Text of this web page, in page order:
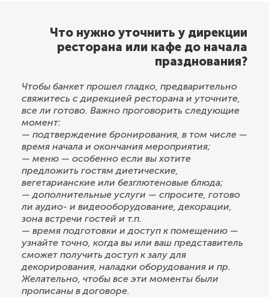
Что нужно уточнить у дирекции
ресторана или кафе до начала
празднования?
Чтобы банкет прошел гладко, предварительно
свяжитесь с дирекцией ресторана и уточните,
все ли готово. Важно проговорить следующие
момент:
— подтверждение бронирования, в том числе —
время начала и окончания мероприятия;
— меню — особенно если вы хотите
предложить гостям диетические,
вегетарианские или безглютеновые блюда;
— дополнительные услуги — спросите, готово
ли аудио- и видеооборудование, декорации,
зона встречи гостей и т.п.
— время подготовки и доступ к помещению —
узнайте точно, когда вы или ваш представитель
сможет получить доступ к залу для
декорирования, наладки оборудования и пр.
Желательно, чтобы все эти моменты были
прописаны в договоре.